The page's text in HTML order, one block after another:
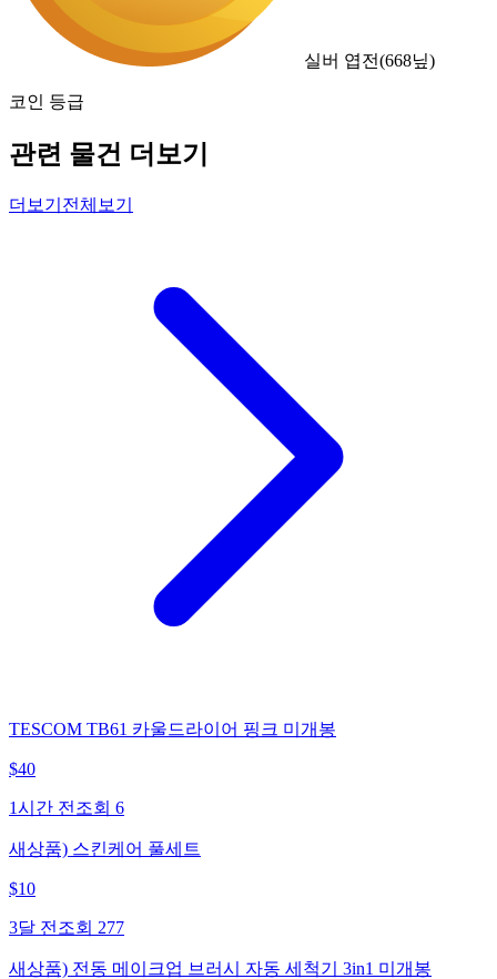
실버 엽전(668닢)
코인 등급
관련 물건 더보기
더보기 전체보기
TESCOM TB61 카울드라이어 핑크 미개봉
$40
1시간 전 조회 6
새상품) 스킨케어 풀세트
$10
3달 전 조회 277
새상품) 전동 메이크업 브러시 자동 세척기 3in1 미개봉